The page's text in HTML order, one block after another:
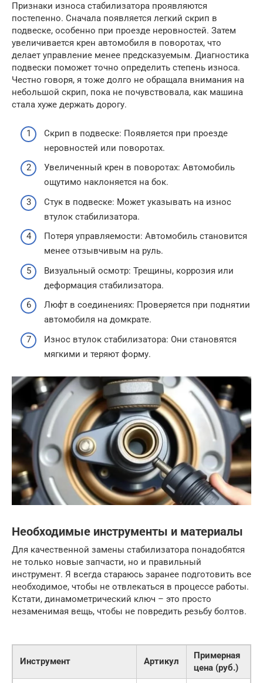
Признаки износа стабилизатора проявляются
постепенно. Сначала появляется легкий скрип в
подвеске, особенно при проезде неровностей. Затем
увеличивается крен автомобиля в поворотах, что
делает управление менее предсказуемым. Диагностика
подвески поможет точно определить степень износа.
Честно говоря, я тоже долго не обращала внимания на
небольшой скрип, пока не почувствовала, как машина
стала хуже держать дорогу.
Скрип в подвеске: Появляется при проезде
неровностей или поворотах.
Увеличенный крен в поворотах: Автомобиль
ощутимо наклоняется на бок.
Стук в подвеске: Может указывать на износ
втулок стабилизатора.
Потеря управляемости: Автомобиль становится
менее отзывчивым на руль.
Визуальный осмотр: Трещины, коррозия или
деформация стабилизатора.
Люфт в соединениях: Проверяется при поднятии
автомобиля на домкрате.
Износ втулок стабилизатора: Они становятся
мягкими и теряют форму.
Необходимые инструменты и материалы
Для качественной замены стабилизатора понадобятся
не только новые запчасти, но и правильный
инструмент. Я всегда стараюсь заранее подготовить все
необходимое, чтобы не отвлекаться в процессе работы.
Кстати, динамометрический ключ – это просто
незаменимая вещь, чтобы не повредить резьбу болтов.
Инструмент Артикул
Примерная
цена (руб.)